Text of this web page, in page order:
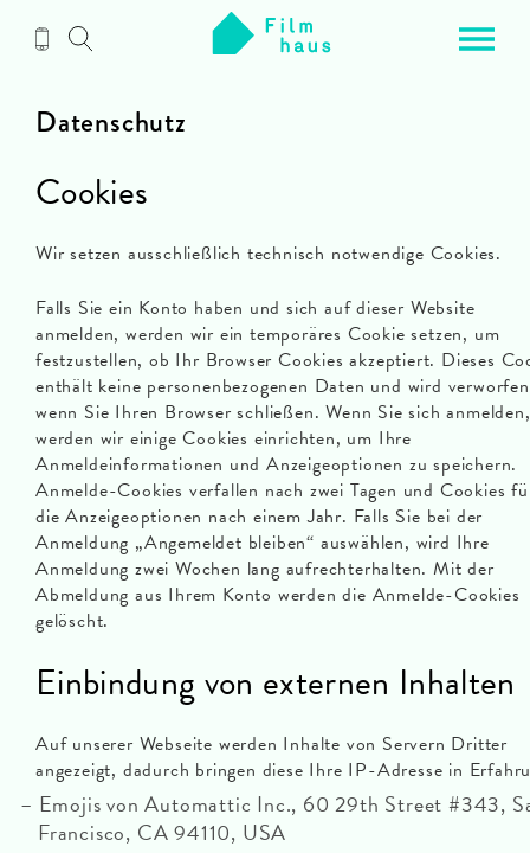
Inhalt
Datenschutz
Cookies
Wir setzen ausschließlich technisch notwendige Cookies.
Falls Sie ein Konto haben und sich auf dieser Website
anmelden, werden wir ein temporäres Cookie setzen, um
festzustellen, ob Ihr Browser Cookies akzeptiert. Dieses
enthält keine personenbezogenen Daten und wird
wenn Sie Ihren Browser schließen. Wenn Sie sich anmelden,
werden wir einige Cookies einrichten, um Ihre
Anmeldeinformationen und Anzeigeoptionen zu speichern.
Anmelde-Cookies verfallen nach zwei Tagen und Cookies
die Anzeigeoptionen nach einem Jahr. Falls Sie bei der
Anmeldung „Angemeldet bleiben“ auswählen, wird Ihre
Anmeldung zwei Wochen lang aufrechterhalten. Mit der
Abmeldung aus Ihrem Konto werden die Anmelde-Cookies
gelöscht.
Einbindung von externen Inhalten
Auf unserer Webseite werden Inhalte von Servern Dritter
angezeigt, dadurch bringen diese Ihre IP-Adresse in
Emojis von Automattic Inc., 60 29th Street #343,
Francisco, CA 94110, USA